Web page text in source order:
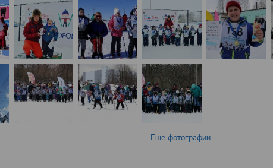
Еще фотографии